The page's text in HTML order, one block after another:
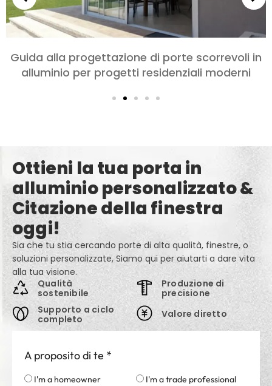
Scegliere le porte in alluminio per camere da
letto e soggiorni: Comfort, Stile, e Privacy
Ottieni la tua porta in
alluminio personalizzato &
Citazione della finestra
oggi!
Sia che tu stia cercando porte di alta qualità, finestre, o
soluzioni personalizzate, Siamo qui per aiutarti a dare vita
alla tua visione.
Qualità
sostenibile
Supporto a ciclo
completo
Produzione di
precisione
Valore diretto
A proposito di te *
I'm a homeowner I'm a trade professional